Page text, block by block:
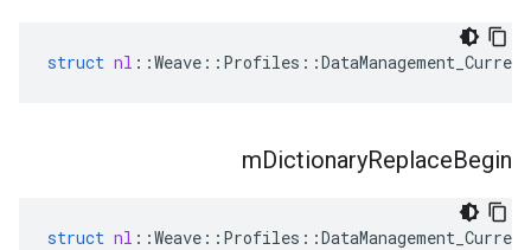
struct nl ::Weave :: Profiles ::DataManagement_Current
mDictionaryReplaceBegin
struct nl ::Weave :: Profiles ::DataManagement_Current